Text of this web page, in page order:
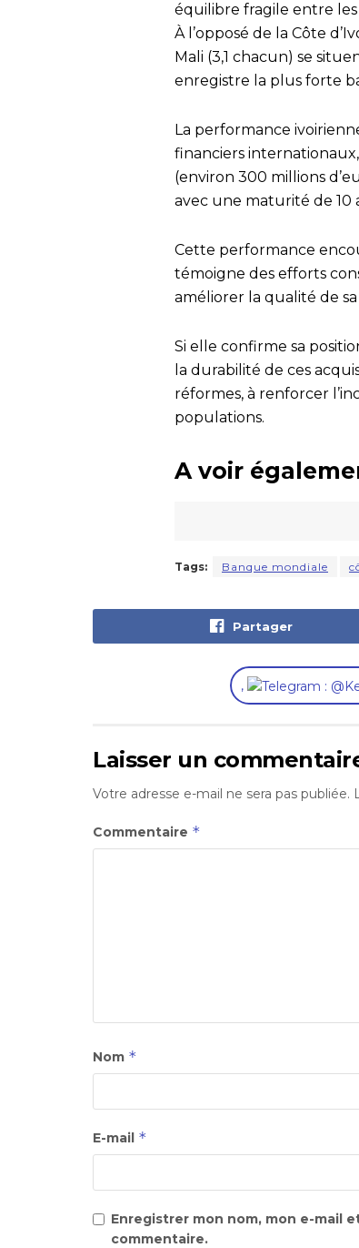
équilibre fragile entre
À l’opposé de la Côte
Mali (3,1 chacun) se
enregistre la plus forte
La performance
financiers
(environ 300 millions
avec une maturité de 10
Cette performance
témoigne des efforts
améliorer la qualité de
Si elle confirme sa
la durabilité de ces
réformes, à renforcer
populations.
A voir
Tags: Banque mondiale
Partager
,
Laisser un
Votre adresse e-mail ne sera pas publiée.
Commentaire *
Nom *
E-mail *
Enregistrer mon nom, mon e-mail
commentaire.